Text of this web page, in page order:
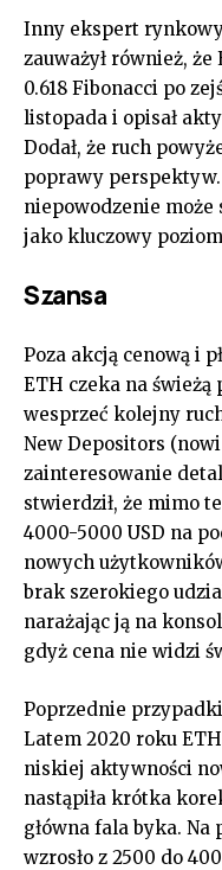
Inny ekspert
zauważył również,
0.618 Fibonacci po
listopada i opisał
Dodał, że ruch
poprawy
niepowodzenie może
jako kluczowy
Szansa
Poza akcją cenową i
ETH czeka na
wesprzeć kolejny
New Depositors
zainteresowanie
stwierdził, że mimo
4000-5000 USD na
nowych
brak szerokiego
narażając ją na
gdyż cena nie widzi
Poprzednie
Latem 2020 roku
niskiej aktywności
nastąpiła krótka
główna fala byka. Na
wzrosło z 2500 do